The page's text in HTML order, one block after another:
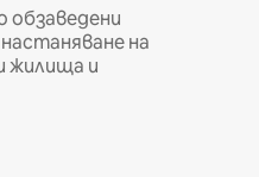
обзаведени
на
жилища и